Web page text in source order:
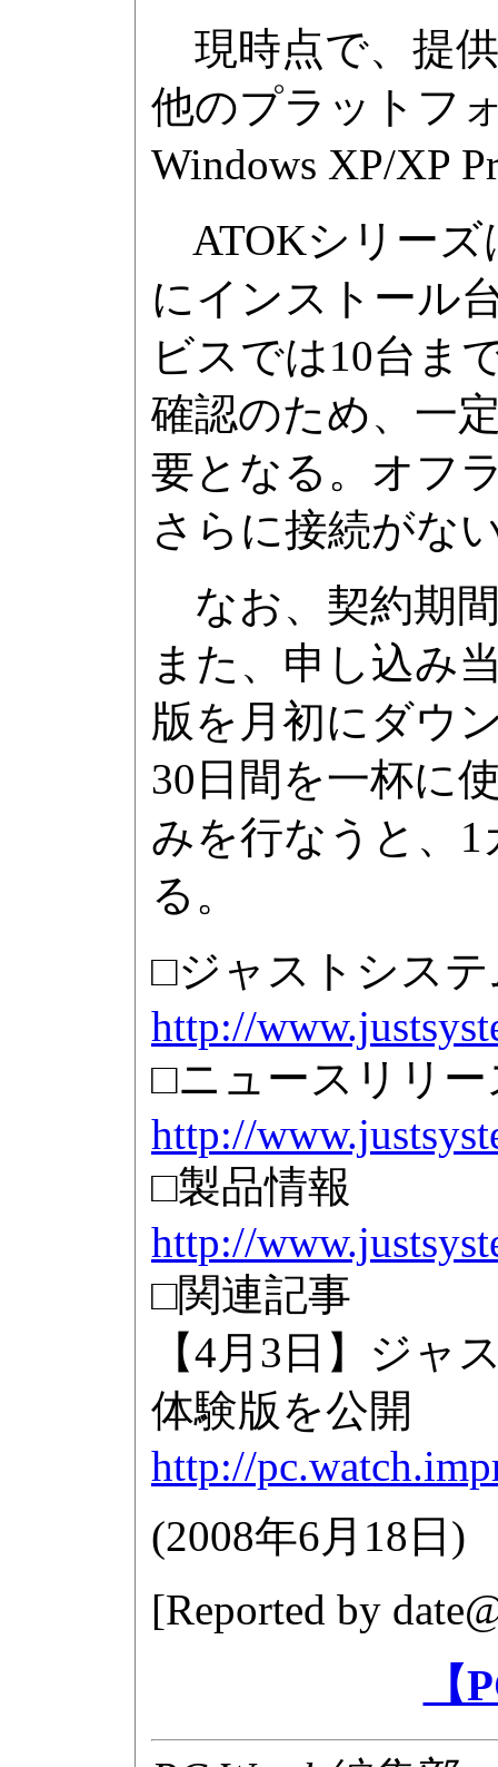
現時点で、提
他のプラットフ
Windows XP/XP
ATOKシリーズ
にインストール
ビスでは10台ま
確認のため、一
要となる。オフ
さらに接続がな
なお、契約期
また、申し込み
版を月初にダウ
30日間を一杯に
みを行なうと、
る。
□ジャストシス
http://
□ニュースリリー
http://
□製品情報
http://
□関連記事
【4月3日】ジャ
体験版を公開
http://
(2008年6月18日 )
[Reported by
【